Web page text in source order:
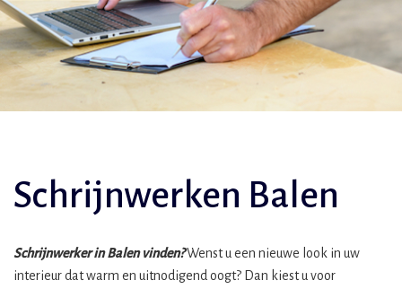
Schrijnwerken Balen
Schrijnwerker in Balen vinden?Wenst u een nieuwe look in uw
interieur dat warm en uitnodigend oogt? Dan kiest u voor